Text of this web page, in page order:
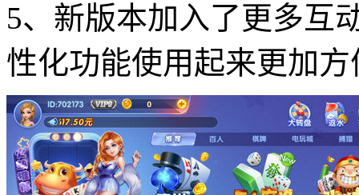
5、新版本加入了更多互
性化功能使用起来更加方